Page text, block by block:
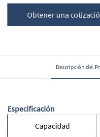
Obtener una
Descripción del
Especificación
Capacidad